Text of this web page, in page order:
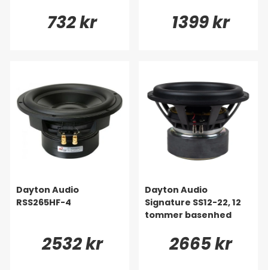
732 kr 1399 kr
Dayton Audio
RSS265HF-4
2532 kr
Dayton Audio
Signature SS12-22, 12
tommer basenhed
2665 kr